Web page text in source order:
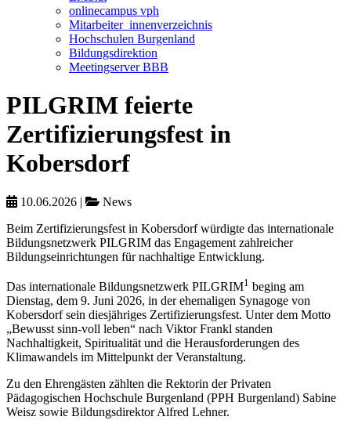
onlinecampus vph
Mitarbeiter_innenverzeichnis
Hochschulen Burgenland
Bildungsdirektion
Meetingserver BBB
PILGRIM feierte
Zertifizierungsfest in
Kobersdorf
10.06.2026 |
News
Beim Zertifizierungsfest in Kobersdorf würdigte das internationale
Bildungsnetzwerk PILGRIM das Engagement zahlreicher
Bildungseinrichtungen für nachhaltige Entwicklung.
Das internationale Bildungsnetzwerk PILGRIM1 beging am
Dienstag, dem 9. Juni 2026, in der ehemaligen Synagoge von
Kobersdorf sein diesjähriges Zertifizierungsfest. Unter dem Motto
„Bewusst sinn-voll leben“ nach Viktor Frankl standen
Nachhaltigkeit, Spiritualität und die Herausforderungen des
Klimawandels im Mittelpunkt der Veranstaltung.
Zu den Ehrengästen zählten die Rektorin der Privaten
Pädagogischen Hochschule Burgenland (PPH Burgenland) Sabine
Weisz sowie Bildungsdirektor Alfred Lehner.